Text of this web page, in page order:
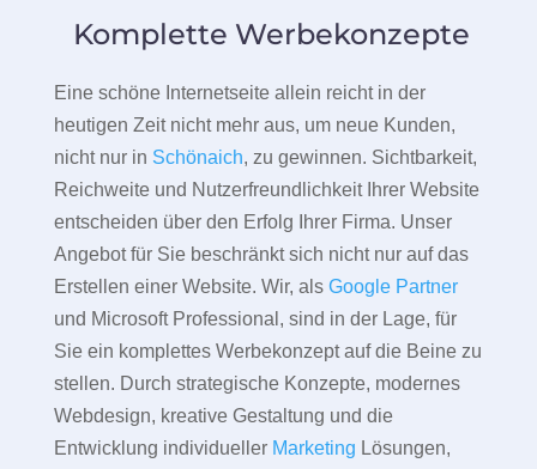
Komplette Werbekonzepte
Eine schöne Internetseite allein reicht in der
heutigen Zeit nicht mehr aus, um neue Kunden,
nicht nur in Schönaich, zu gewinnen. Sichtbarkeit,
Reichweite und Nutzerfreundlichkeit Ihrer Website
entscheiden über den Erfolg Ihrer Firma. Unser
Angebot für Sie beschränkt sich nicht nur auf das
Erstellen einer Website. Wir, als Google Partner
und Microsoft Professional, sind in der Lage, für
Sie ein komplettes Werbekonzept auf die Beine zu
stellen. Durch strategische Konzepte, modernes
Webdesign, kreative Gestaltung und die
Entwicklung individueller Marketing Lösungen,